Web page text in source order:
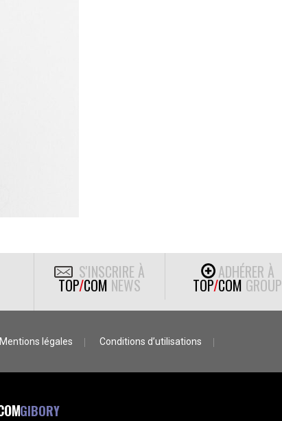
S'INSCRIRE À
TOP/COM NEWS
ADHÉRER À
TOP/COM GROUP
Mentions légales Conditions d’utilisations
GIBORY